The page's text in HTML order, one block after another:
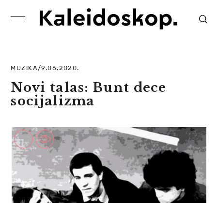
MUZIKA/9.06.2020.
Novi talas: Bunt dece
socijalizma